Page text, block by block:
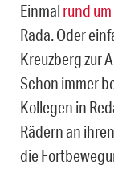
Einmal rund
Rada. Oder
Kreuzberg zur
Schon immer
Kollegen in
Rädern an
die